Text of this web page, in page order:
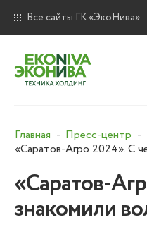
Все сайты ГК «ЭкоНива»
Главная Пресс-центр
«Саратов-Агро 2024». С
«Саратов-
знакомили